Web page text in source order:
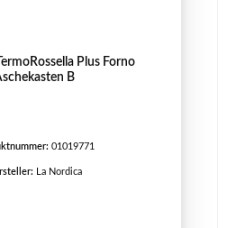
Plus Forno
B
01019771
La Nordica